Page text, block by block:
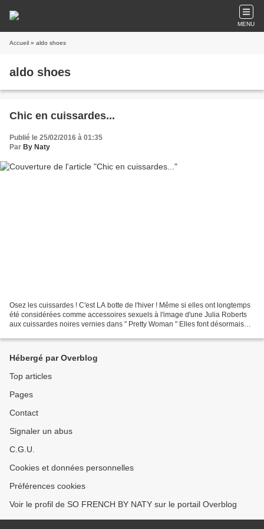
MENU
Accueil » aldo shoes
aldo shoes
Chic en cuissardes...
Publié le 25/02/2016 à 01:35
Par By Naty
Osez les cuissardes ! C'est LA botte de l'hiver ! Même si elles ont longtemps
été considérées comme accessoires sexuels à l'image d'une Julia Roberts
aux cuissardes noires vernies dans " Pretty Woman " Elles font désormais
Hébergé par Overblog
Top articles
Pages
Contact
Signaler un abus
C.G.U.
Cookies et données personnelles
Préférences cookies
Voir le profil de SO FRENCH BY NATY sur le portail Overblog